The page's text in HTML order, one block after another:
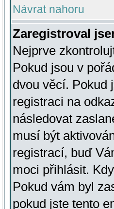
Návrat nahoru
Zaregistroval
Nejprve
Pokud jsou v
dvou věcí. Pokud
registraci na
následovat
musí být
registrací, buď
moci přihlásit.
Pokud vám byl
pokud jste tento